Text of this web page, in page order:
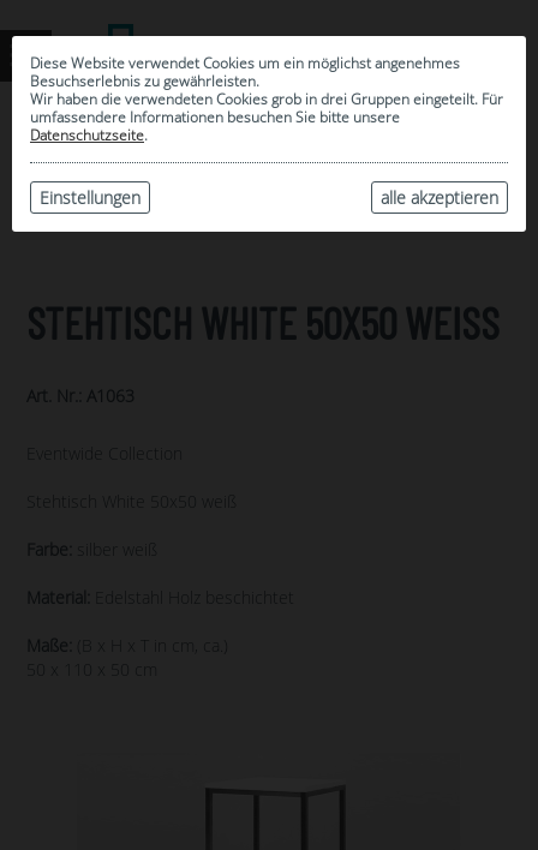
Diese Website verwendet Cookies um ein möglichst angenehmes
Besuchserlebnis zu gewährleisten.
Wir haben die verwendeten Cookies grob in drei Gruppen eingeteilt. Für
umfassendere Informationen besuchen Sie bitte unsere
Datenschutzseite.
alle akzeptieren
Einstellungen
ARCHIV
STEHTISCH WHITE 50X50 WEISS
Art. Nr.: A1063
Eventwide Collection
Stehtisch White 50x50 weiß
Farbe: silber weiß
Material: Edelstahl Holz beschichtet
Maße:
(B x H x T in cm, ca.)